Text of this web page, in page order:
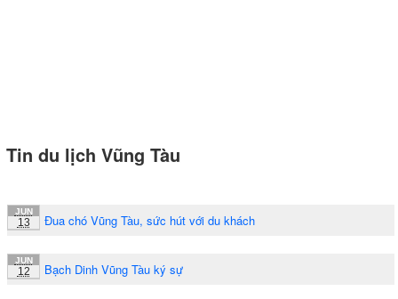
Tin du lịch Vũng Tàu
JUN
13 Đua chó Vũng Tàu, sức hút với du khách
JUN
12 Bạch Dinh Vũng Tàu ký sự